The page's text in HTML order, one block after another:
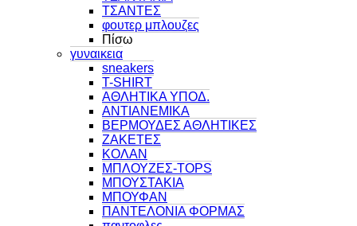
ΤΣΑΝΤΕΣ
φουτερ μπλουζες
Πίσω
γυναικεια
sneakers
T-SHIRT
ΑΘΛΗΤΙΚΑ ΥΠΟΔ.
ΑΝΤΙΑΝΕΜΙΚΑ
ΒΕΡΜΟΥΔΕΣ ΑΘΛΗΤΙΚΕΣ
ΖΑΚΕΤΕΣ
ΚΟΛΑΝ
ΜΠΛΟΥΖΕΣ-TOPS
ΜΠΟΥΣΤΑΚΙΑ
ΜΠΟΥΦΑΝ
ΠΑΝΤΕΛΟΝΙΑ ΦΟΡΜΑΣ